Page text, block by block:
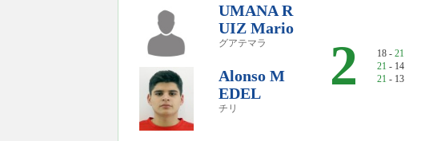
UMANA R
UIZ Mario
グアテマラ
Alonso M
EDEL
チリ
2 18 - 21
21 - 14
21 - 13